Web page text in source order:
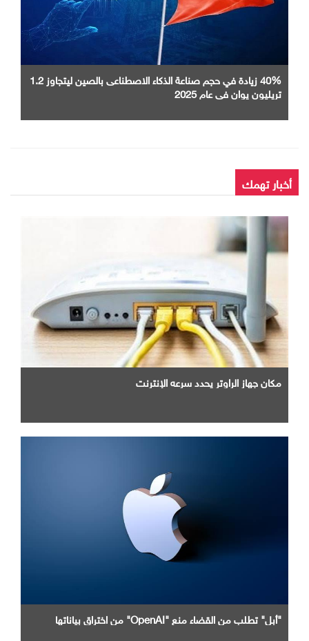
40% زيادة في حجم صناعة الذكاء الاصطناعى بالصين ليتجاوز 1.2
تريليون يوان في عام 2025
أخبار تهمك
مكان جهاز الراوتر يحدد سرعه الإنترنت
"أبل" تطلب من القضاء منع "OpenAI" من اختراق بياناتها